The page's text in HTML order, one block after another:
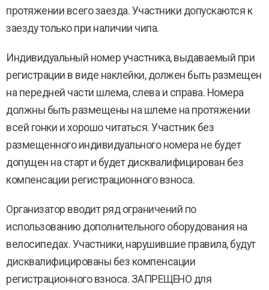
протяжении всего заезда. Участники допускаются к
заезду только при наличии чипа.
Индивидуальный номер участника, выдаваемый при
регистрации в виде наклейки, должен быть размещен
на передней части шлема, слева и справа. Номера
должны быть размещены на шлеме на протяжении
всей гонки и хорошо читаться. Участник без
размещенного индивидуального номера не будет
допущен на старт и будет дисквалифицирован без
компенсации регистрационного взноса.
Организатор вводит ряд ограничений по
использованию дополнительного оборудования на
велосипедах. Участники, нарушившие правила, будут
дисквалифицированы без компенсации
регистрационного взноса. ЗАПРЕЩЕНО для